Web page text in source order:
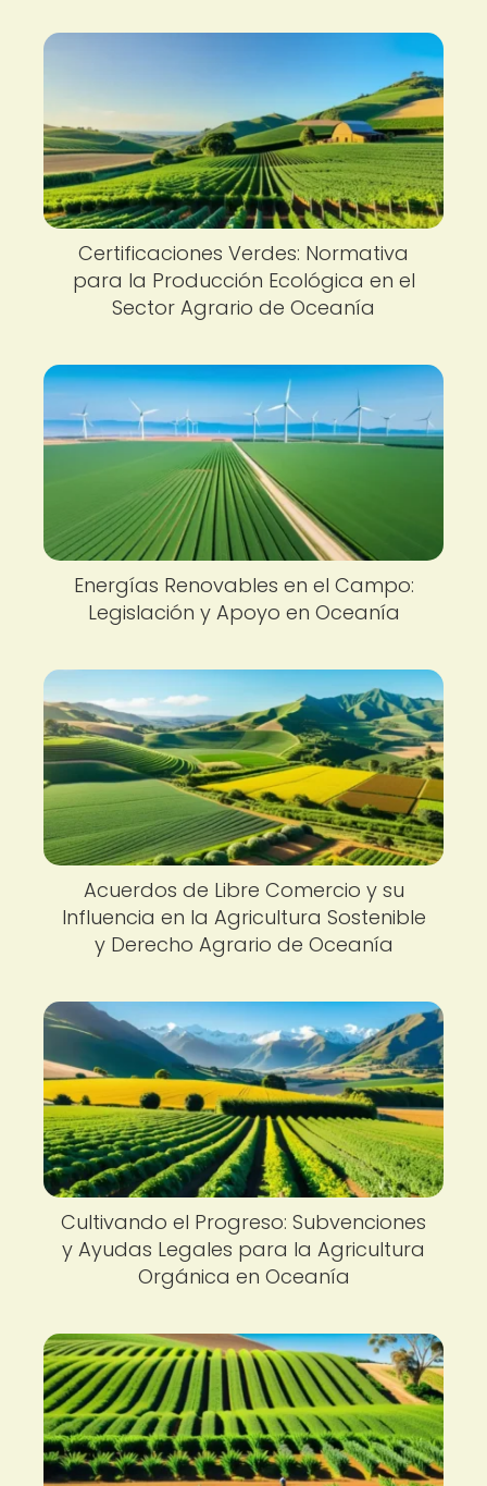
Certificaciones Verdes: Normativa
para la Producción Ecológica en el
Sector Agrario de Oceanía
Energías Renovables en el Campo:
Legislación y Apoyo en Oceanía
Acuerdos de Libre Comercio y su
Influencia en la Agricultura Sostenible
y Derecho Agrario de Oceanía
Cultivando el Progreso: Subvenciones
y Ayudas Legales para la Agricultura
Orgánica en Oceanía